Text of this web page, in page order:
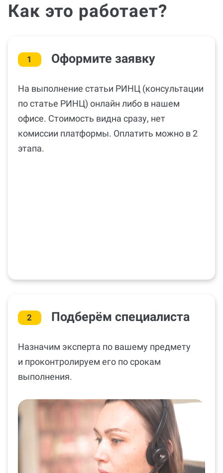
Как это работает?
1 Оформите заявку
На выполнение статьи РИНЦ (консультации
по статье РИНЦ) онлайн либо в нашем
офисе. Стоимость видна сразу, нет
комиссии платформы. Оплатить можно в 2
этапа.
2 Подберём специалиста
Назначим эксперта по вашему предмету
и проконтролируем его по срокам
выполнения.